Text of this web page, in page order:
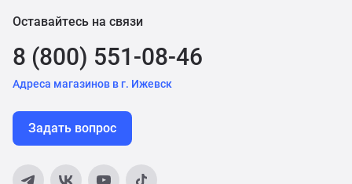
Оставайтесь на связи
8 (800) 551-08-46
Адреса магазинов в г. Ижевск
Задать вопрос